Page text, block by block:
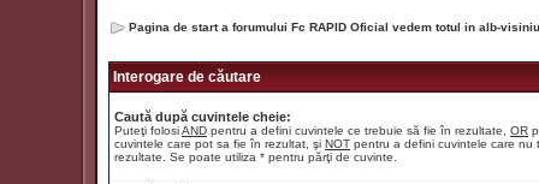
Pagina de start a forumului Fc RAPID Oficial vedem totul in alb-
Interogare de căutare
Caută după cuvintele cheie:
Puteţi folosiAND pentru a defini cuvintele ce trebuie să fie în rezultate, OR
cuvintele care pot sa fie în rezultat, şi NOT pentru a defini cuvintele care nu
rezultate. Se poate utiliza * pentru părţi de cuvinte.